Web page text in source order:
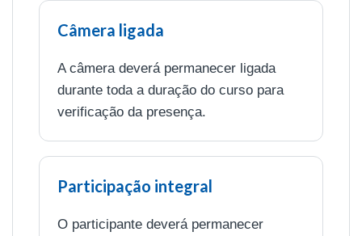
Câmera ligada
A câmera deverá permanecer ligada
durante toda a duração do curso para
verificação da presença.
Participação integral
O participante deverá permanecer